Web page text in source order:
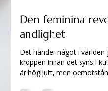
28 nov. 2025 3 min läsning
Den feminina
andlighet